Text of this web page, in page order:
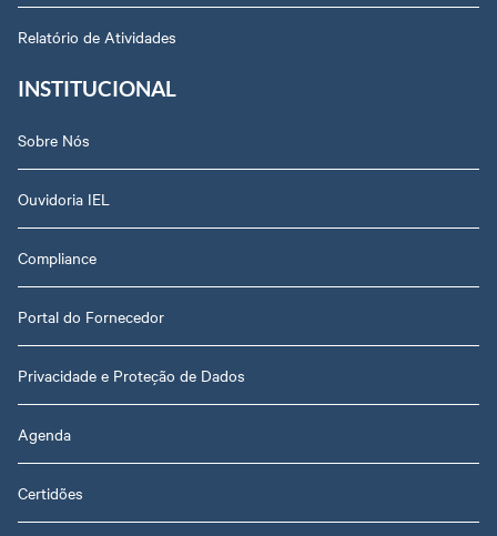
Relatório de Atividades
INSTITUCIONAL
Sobre Nós
Ouvidoria IEL
Compliance
Portal do Fornecedor
Privacidade e Proteção de Dados
Agenda
Certidões